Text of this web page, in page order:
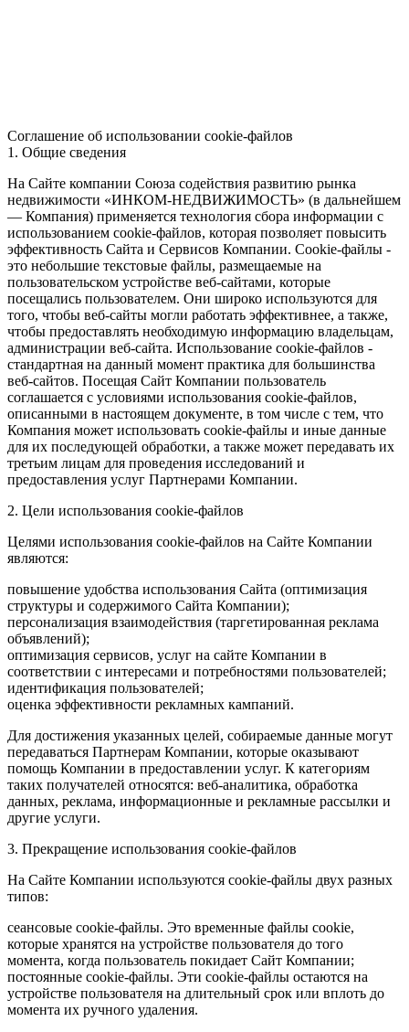
Соглашение об использовании cookie-файлов
1. Общие сведения
На Сайте компании Союза содействия развитию рынка
недвижимости «ИНКОМ-НЕДВИЖИМОСТЬ» (в дальнейшем
— Компания) применяется технология сбора информации с
использованием cookie-файлов, которая позволяет повысить
эффективность Сайта и Сервисов Компании. Сookie-файлы -
это небольшие текстовые файлы, размещаемые на
пользовательском устройстве веб-сайтами, которые
посещались пользователем. Они широко используются для
того, чтобы веб-сайты могли работать эффективнее, а также,
чтобы предоставлять необходимую информацию владельцам,
администрации веб-сайта. Использование cookie-файлов -
стандартная на данный момент практика для большинства
веб-сайтов. Посещая Сайт Компании пользователь
соглашается с условиями использования cookie-файлов,
описанными в настоящем документе, в том числе с тем, что
Компания может использовать cookie-файлы и иные данные
для их последующей обработки, а также может передавать их
третьим лицам для проведения исследований и
предоставления услуг Партнерами Компании.
2. Цели использования cookie-файлов
Целями использования cookie-файлов на Сайте Компании
являются:
повышение удобства использования Сайта (оптимизация
структуры и содержимого Сайта Компании);
персонализация взаимодействия (таргетированная реклама
объявлений);
оптимизация сервисов, услуг на сайте Компании в
соответствии с интересами и потребностями пользователей;
идентификация пользователей;
оценка эффективности рекламных кампаний.
Для достижения указанных целей, собираемые данные могут
передаваться Партнерам Компании, которые оказывают
помощь Компании в предоставлении услуг. К категориям
таких получателей относятся: веб-аналитика, обработка
данных, реклама, информационные и рекламные рассылки и
другие услуги.
3. Прекращение использования cookie-файлов
На Сайте Компании используются cookie-файлы двух разных
типов:
сеансовые cookie-файлы. Это временные файлы cookie,
которые хранятся на устройстве пользователя до того
момента, когда пользователь покидает Сайт Компании;
постоянные cookie-файлы. Эти cookie-файлы остаются на
устройстве пользователя на длительный срок или вплоть до
момента их ручного удаления.